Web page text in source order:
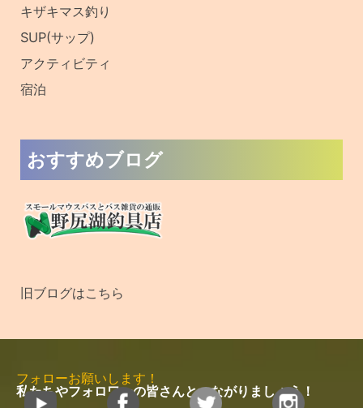
キザキマス釣り
SUP(サップ)
アクティビティ
宿泊
おすすめブログ
旧ブログはこちら
フォローお願いします！
私たちやフォロワーの皆さんとつながりましょう！